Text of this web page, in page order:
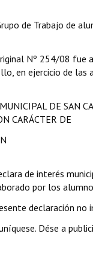
de Trabajo de
Nº 254/08 fue
en ejercicio de las
DE SAN
CARÁCTER DE
de interés
por los
declaración no
Dése a